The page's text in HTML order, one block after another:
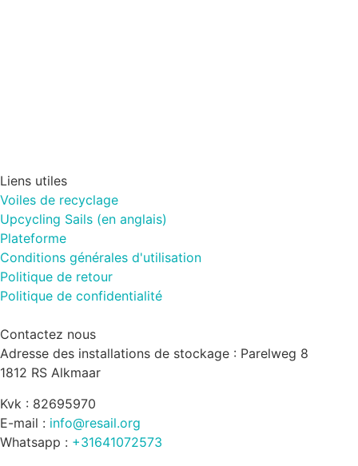
Liens utiles
Voiles de recyclage
Upcycling Sails (en anglais)
Plateforme
Conditions générales d'utilisation
Politique de retour
Politique de confidentialité
Contactez nous
Adresse des installations de stockage : Parelweg 8
1812 RS Alkmaar
Kvk : 82695970
E-mail : info@resail.org
Whatsapp : +31641072573